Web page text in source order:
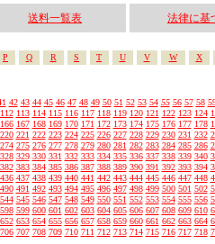
送料一覧表 法律に基
P Q R S T U V W X
42 43 44 45 46 47 48 49 50 51 52 53 54 55 56 57 58
112 113 114 115 116 117 118 119 120 121 122 123 124
166 167 168 169 170 171 172 173 174 175 176 177 178
220 221 222 223 224 225 226 227 228 229 230 231 232
274 275 276 277 278 279 280 281 282 283 284 285 286
328 329 330 331 332 333 334 335 336 337 338 339 340
382 383 384 385 386 387 388 389 390 391 392 393 394
436 437 438 439 440 441 442 443 444 445 446 447 448
490 491 492 493 494 495 496 497 498 499 500 501 502
544 545 546 547 548 549 550 551 552 553 554 555 556
598 599 600 601 602 603 604 605 606 607 608 609 610
652 653 654 655 656 657 658 659 660 661 662 663 664
706 707 708 709 710 711 712 713 714 715 716 717 718